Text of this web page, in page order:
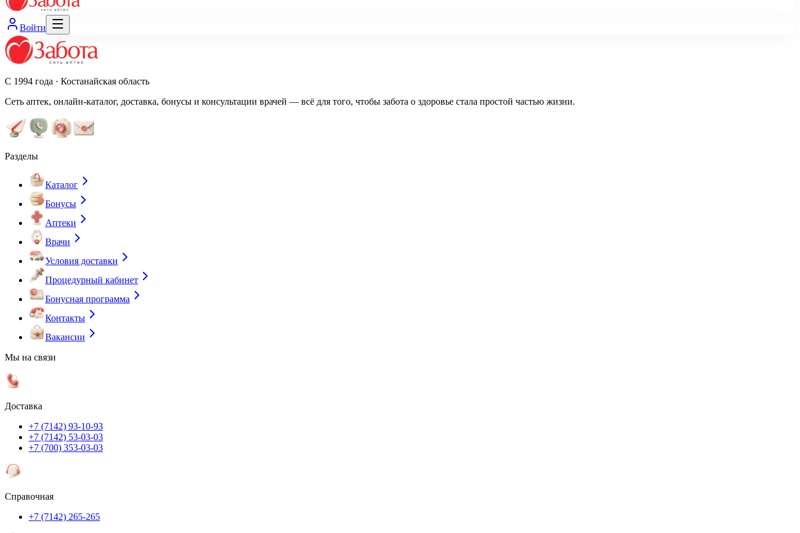
Войти
С 1994 года · Костанайская область
Сеть аптек, онлайн-каталог, доставка, бонусы и консультации врачей — всё для того, чтобы забота о здоровье стала простой частью жизни.
Разделы
Каталог
Бонусы
Аптеки
Врачи
Условия доставки
Процедурный кабинет
Бонусная программа
Контакты
Вакансии
Мы на связи
Доставка
+7 (7142) 93-10-93
+7 (7142) 53-03-03
+7 (700) 353-03-03
Справочная
+7 (7142) 265-265